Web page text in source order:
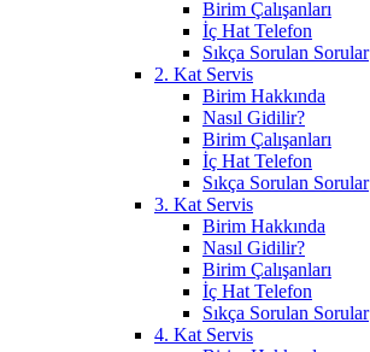
Birim Çalışanları
İç Hat Telefon
Sıkça Sorulan Sorular
2. Kat Servis
Birim Hakkında
Nasıl Gidilir?
Birim Çalışanları
İç Hat Telefon
Sıkça Sorulan Sorular
3. Kat Servis
Birim Hakkında
Nasıl Gidilir?
Birim Çalışanları
İç Hat Telefon
Sıkça Sorulan Sorular
4. Kat Servis